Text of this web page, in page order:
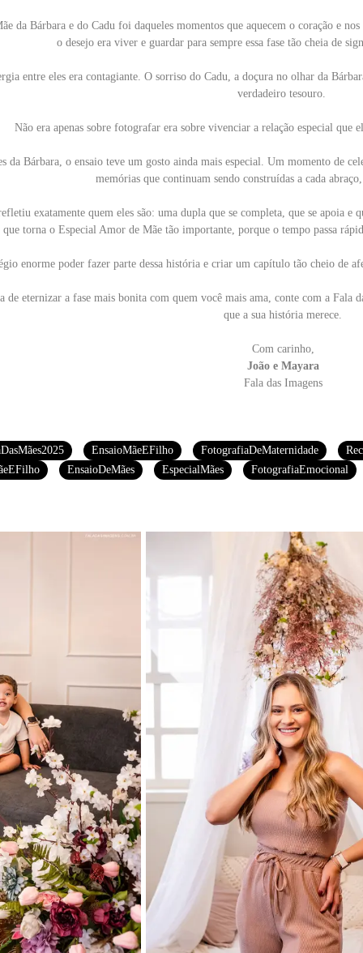
da Bárbara e do Cadu foi daqueles momentos que aquecem o coração e
o desejo era viver e guardar para sempre essa fase tão cheia de
entre eles era contagiante. O sorriso do Cadu, a doçura no olhar da
verdadeiro tesouro.
Não era apenas sobre fotografar era sobre vivenciar a relação especial que
da Bárbara, o ensaio teve um gosto ainda mais especial. Um momento de
memórias que continuam sendo construídas a cada
exatamente quem eles são: uma dupla que se completa, que se apoia
que torna o Especial Amor de Mãe tão importante, porque o tempo passa
enorme poder fazer parte dessa história e criar um capítulo tão cheio de
de eternizar a fase mais bonita com quem você mais ama, conte com a
que a sua história merece.
Com carinho,
João e Mayara
Fala das Imagens
EnsaioMãeEFilho FotografiaDeMaternidade
EnsaioDeMães EspecialMães FotografiaEmocional